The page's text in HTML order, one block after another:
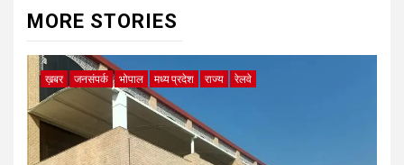
MORE STORIES
ख़बर जनसंपर्क भोपाल मध्य प्रदेश राज्य रेलवे